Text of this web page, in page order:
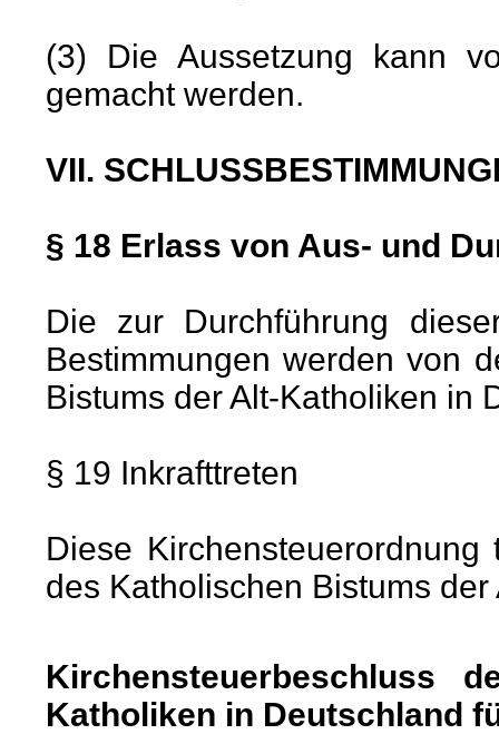
(3) Die Aussetzung kann
gemacht werden.
VII.
§ 18 Erlass von Aus- und
Die zur Durchführung
Bestimmungen werden von
Bistums der Alt-Katholiken in
§ 19 Inkrafttreten
Diese
des Katholischen Bistums
Kirchensteuerbeschluss
Katholiken in Deutschland